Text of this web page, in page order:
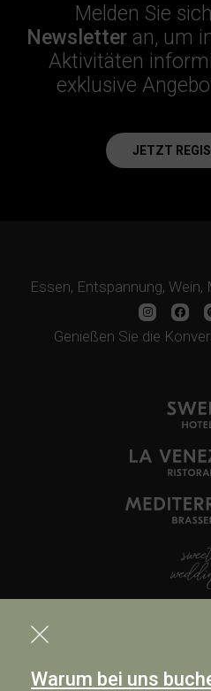
Warum bei uns
Melden Sie
Newsletteran, um
Aktivitäten
exklusive
JETZT
Essen, Entspannung,
Genießen Sie die